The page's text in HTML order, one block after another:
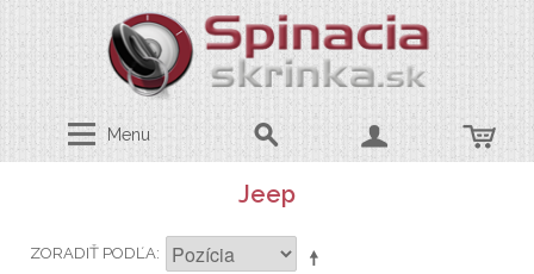
Menu
Jeep
ZORADIŤ PODĽA